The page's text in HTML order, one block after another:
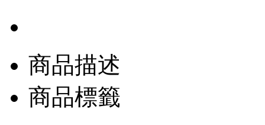
商品描述
商品標籤